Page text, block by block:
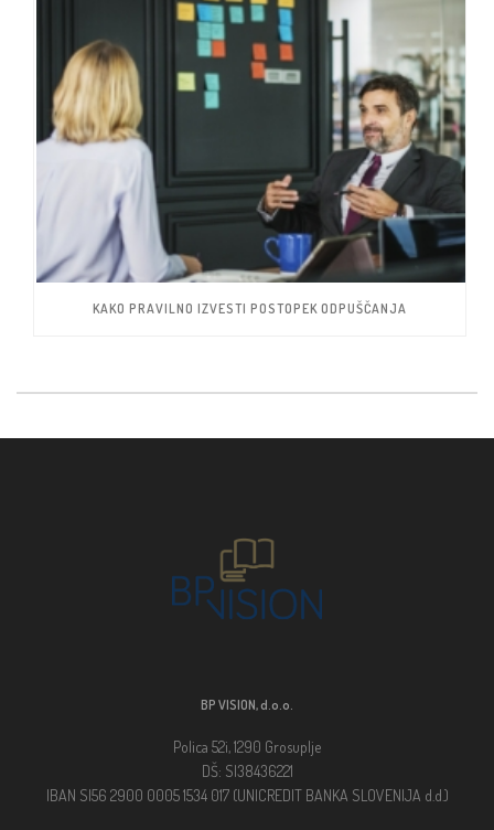
KAKO PRAVILNO IZVESTI POSTOPEK ODPUŠČANJA
BP VISION, d.o.o.
Polica 52i, 1290 Grosuplje
DŠ: SI38436221
IBAN SI56 2900 0005 1534 017 (UNICREDIT BANKA SLOVENIJA d.d.)